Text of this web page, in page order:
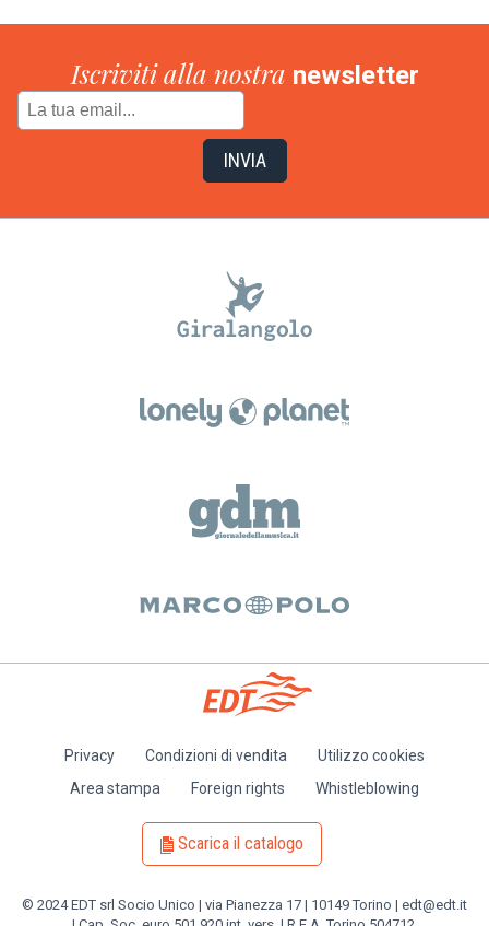
Iscriviti alla nostra newsletter
Privacy Condizioni di vendita
Utilizzo cookies
Area stampa
Foreign rights Whistleblowing
Scarica il catalogo
© 2024 EDT srl Socio Unico | via Pianezza 17 | 10149 Torino | edt@edt.it